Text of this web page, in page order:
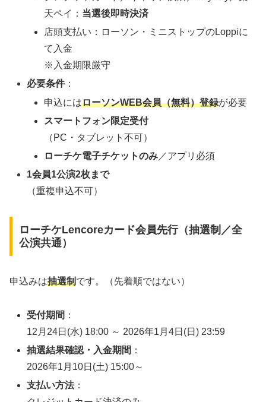
天ペイ： 当選後即時決済
店頭支払い：ローソン・ミニストップのLoppiに
て入金
※入金期限厳守
必要条件：
申込にはローソンWEB会員（無料）登録が必要
スマートフォン限定受付
（PC・タブレット不可）
ローチケ電子チケットのみ ／アプリ必須
1会員1公演2枚まで
（重複申込不可）
ローチケLencoreカード会員先行（抽選制／全
公演共通）
申込みは抽選制です。（先着順ではない）
受付期間 ：
12月24日(水) 18:00 ～ 2026年1月4日(日) 23:59
抽選結果確認・入金期間 ：
2026年1月10日(土) 15:00～
支払い方法：